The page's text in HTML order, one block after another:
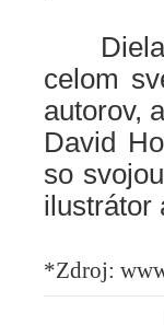
celom
autorov,
David
so
ilustrátor
*Zdroj: